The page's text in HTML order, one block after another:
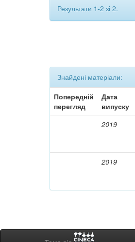
Результати 1-2 зі 2.
Знайдені матеріали:
Попередній
перегляд
Дата
випуску
2019
2019